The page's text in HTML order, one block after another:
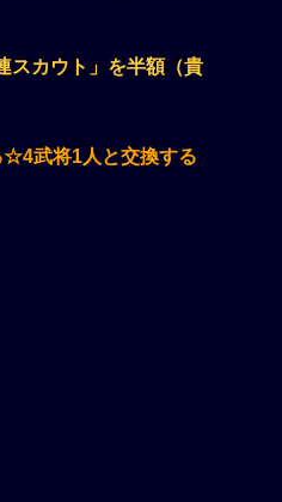
スカウト」を半額（貴
☆4武将1人と交換する